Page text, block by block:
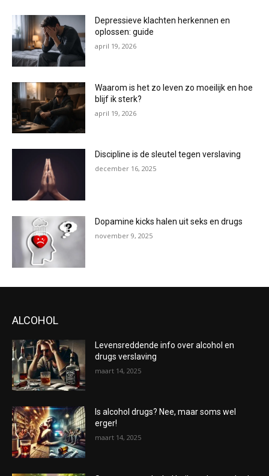
Depressieve klachten herkennen en
oplossen: guide
april 19, 2026
Waarom is het zo leven zo moeilijk en hoe
blijf ik sterk?
april 19, 2026
Discipline is de sleutel tegen verslaving
december 16, 2025
Dopamine kicks halen uit seks en drugs
november 9, 2025
ALCOHOL
Levensreddende info over alcohol en
drugs verslaving
maart 14, 2025
Is alcohol drugs? Nee, maar soms wel
erger!
maart 14, 2025